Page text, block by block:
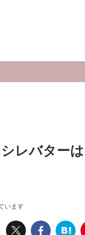
レバター
います